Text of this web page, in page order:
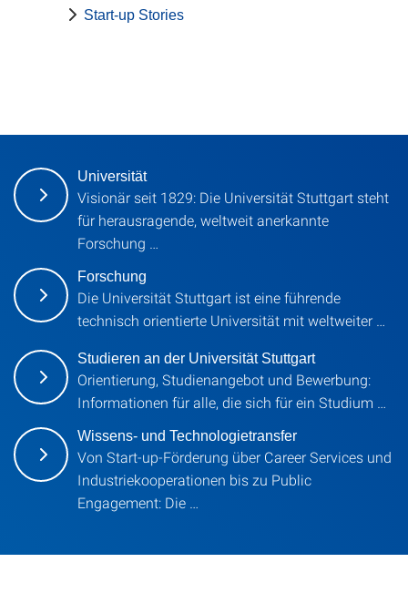
Start-up Stories
Universität
Visionär seit 1829: Die Universität Stuttgart steht
für herausragende, weltweit anerkannte
Forschung …
Forschung
Die Universität Stuttgart ist eine führende
technisch orientierte Universität mit weltweiter …
Studieren an der Universität Stuttgart
Orientierung, Studienangebot und Bewerbung:
Informationen für alle, die sich für ein Studium …
Wissens- und Technologietransfer
Von Start-up-Förderung über Career Services und
Industriekooperationen bis zu Public
Engagement: Die …